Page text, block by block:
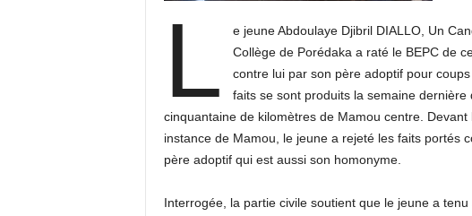
L
e jeune Abdoulaye Djibril DIALLO, Un
Collège de Porédaka a raté le BEPC de
contre lui par son père adoptif pour
faits se sont produits la semaine
cinquantaine de kilomètres de Mamou centre.
instance de Mamou, le jeune a rejeté les faits portés
père adoptif qui est aussi son homonyme.
Interrogée, la partie civile soutient que le jeune a